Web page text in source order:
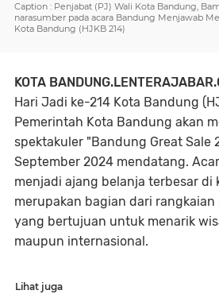
Caption : Penjabat (PJ) Wali Kota Bandung,
narasumber pada acara Bandung Menjawab
Kota Bandung (HJKB 214)
KOTA
Hari Jadi ke-214 Kota Bandung
Pemerintah Kota Bandung akan
spektakuler "Bandung Great Sale
September 2024 mendatang.
menjadi ajang belanja terbesar di
merupakan bagian dari rangkaian
yang bertujuan untuk menarik
maupun internasional.
Lihat juga